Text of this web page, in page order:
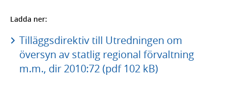
Ladda ner:
Tilläggsdirektiv till Utredningen om
översyn av statlig regional förvaltning
m.m., dir 2010:72 (pdf 102 kB)